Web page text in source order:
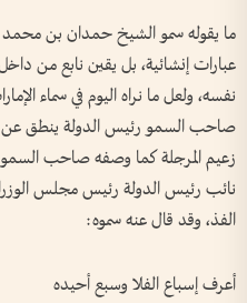
ما يقوله سمو الشيخ حمدان بن
عبارات إنشائية، بل يقين نابع من
نفسه، ولعل ما نراه اليوم في سماء
صاحب السمو رئيس الدولة ينطق
زعيم المرجلة كما وصفه صاحب
نائب رئيس الدولة رئيس مجلس
الفذ، وقد قال عنه سموه:
أعرف إسباع الفلا وسبع أحيده